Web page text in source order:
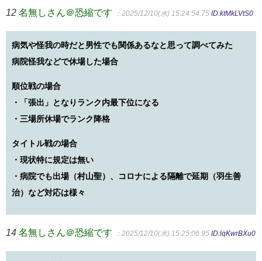
12 名無しさん＠恐縮です ：2025/12/10(水) 15:24:54.75 ID:ktMkLVtS0
病気や怪我の時だと男性でも関係あるなと思って調べてみた
病院怪我などで休場した場合
順位戦の場合
・「張出」となりランク内最下位になる
・三場所休場でランク降格
タイトル戦の場合
・現状特に規定は無い
・病院でも出場（村山聖）、コロナによる隔離で延期（羽生善
治）など対応は様々
14 名無しさん＠恐縮です ：2025/12/10(水) 15:25:06.95 ID:lqKwrBXu0